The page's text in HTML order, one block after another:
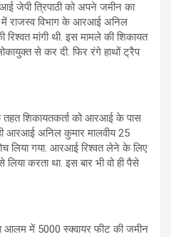
जेपी त्रिपाठी को अपने जमीन का
राजस्व विभाग के आरआई अनिल
मांगी थी. इस मामले की शिकायत
से कर दी. फिर रंगे हाथों ट्रैप
तहत शिकायतकर्ता को आरआई के पास
आरआई अनिल कुमार मालवीय 25
लिया गया. आरआई रिश्वत लेने के लिए
करता था. इस बार भी वो ही पैसे
आलम में 5000 स्क्वायर फीट की जमीन